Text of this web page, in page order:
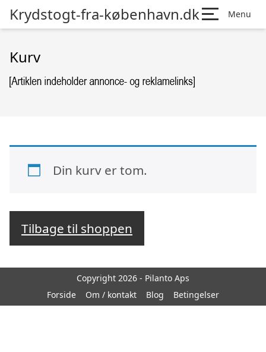
Krydstogt-fra-københavn.dk Menu
Kurv
Din kurv er tom.
Tilbage til shoppen
Copyright 2026 - Pilanto Aps
Forside
Om / kontakt Blog Betingelser